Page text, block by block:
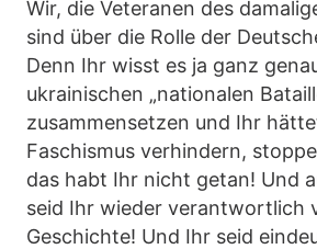
Wir, die Veteranen des
sind über die Rolle der
Denn Ihr wisst es ja ganz
ukrainischen „nationalen
zusammensetzen und Ihr
Faschismus verhindern,
das habt Ihr nicht getan! Und
seid Ihr wieder verantwortlich
Geschichte! Und Ihr seid